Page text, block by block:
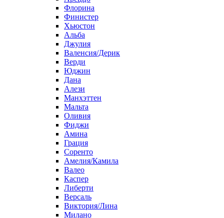
Флорина
Финистер
Хьюстон
Альба
Джулия
Валенсия/Дерик
Верди
Юджин
Дана
Алези
Манхэттен
Мальта
Оливия
Фиджи
Амина
Грация
Соренто
Амелия/Камила
Валео
Каспер
Либерти
Версаль
Виктория/Лина
Милано